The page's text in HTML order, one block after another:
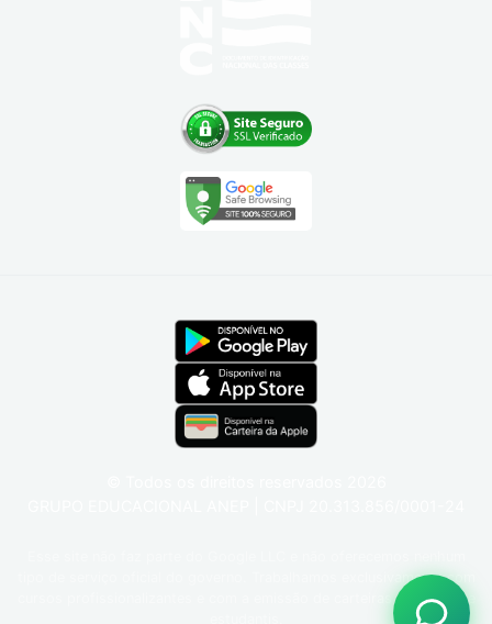
tipo de serviço oficial do governo. Trabalhamos exclusivamente com
cursos profissionalizantes e com a emissão de carteiras funcionais e